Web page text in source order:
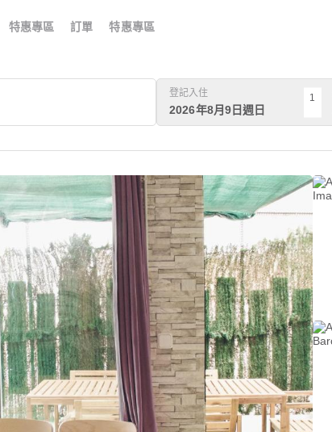
特惠專區 訂單 特惠專區
登記入住
2026年8月9日週日
1